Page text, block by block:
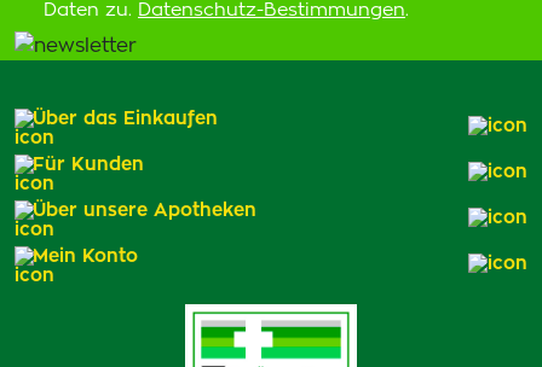
Daten zu. Datenschutz-Bestimmungen.
Über das Einkaufen
Für Kunden
Über unsere Apotheken
Mein Konto